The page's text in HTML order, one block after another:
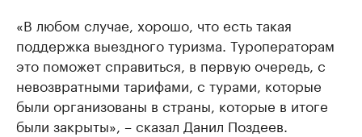
«В любом случае, хорошо, что есть такая
поддержка выездного туризма. Туроператорам
это поможет справиться, в первую очередь, с
невозвратными тарифами, с турами, которые
были организованы в страны, которые в итоге
были закрыты», – сказал Данил Поздеев.